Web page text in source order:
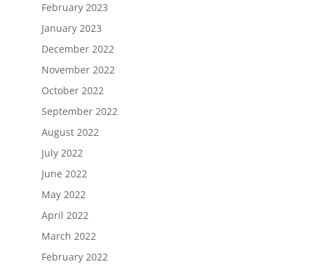
February 2023
January 2023
December 2022
November 2022
October 2022
September 2022
August 2022
July 2022
June 2022
May 2022
April 2022
March 2022
February 2022